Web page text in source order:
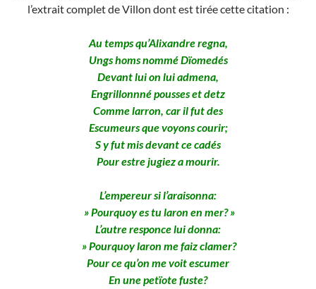
l’extrait complet de Villon dont est tirée cette citation :
Au temps qu’Alixandre regna,
Ungs homs nommé Dïomedés
Devant lui on lui admena,
Engrillonnné pousses et detz
Comme larron, car il fut des
Escumeurs que voyons courir;
S y fut mis devant ce cadés
Pour estre jugiez a mourir.
L’empereur si l’araisonna:
» Pourquoy es tu laron en mer? »
L’autre responce lui donna:
» Pourquoy laron me faiz clamer?
Pour ce qu’on me voit escumer
En une petïote fuste?